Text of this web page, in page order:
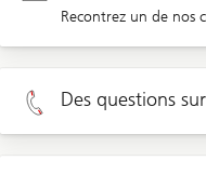
Recontrez un de nos
Rendez-vous Clients
Rendez-vous Clients
Des questions
Privé 0800 002 556